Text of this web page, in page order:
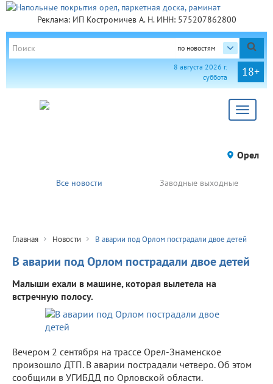
Реклама: ИП Костромичев А. Н. ИНН: 575207862800
по новостям
18+
8 августа 2026 г.
суббота
Toggle
Орел
Все новости Заводные выходные
Главная Новости В аварии под Орлом пострадали двое детей
В аварии под Орлом пострадали двое детей
Малыши ехали в машине, которая вылетела на
встречную полосу.
Вечером 2 сентября на трассе Орел-Знаменское
произошло ДТП. В аварии пострадали четверо. Об этом
сообщили в УГИБДД по Орловской области.